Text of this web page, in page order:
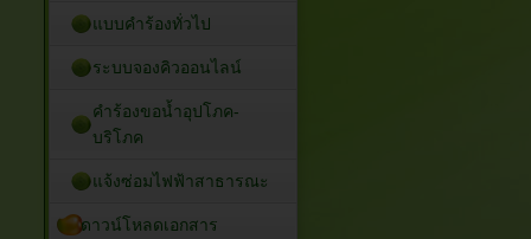
แบบคำร้องทั่วไป
ระบบจองคิวออนไลน์
คำร้องขอน้ำอุปโภค-
บริโภค
แจ้งซ่อมไฟฟ้าสาธารณะ
ดาวน์โหลดเอกสาร